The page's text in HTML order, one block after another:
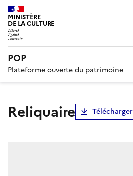
MINISTÈRE
DE LA CULTURE
POP
Plateforme ouverte du patrimoine
reliquaire Télécharger